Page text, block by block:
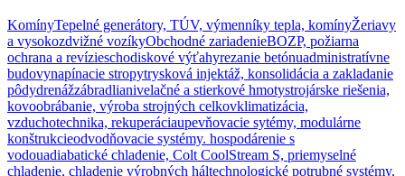
are
available
use
up
and
down
arrows
to
review
and
KomínyTepelné generátory, TÚV, výmenníky tepla, komínyŽeriavy
a vysokozdvižné vozíkyObchodné zariadenieBOZP, požiarna
ochrana a revízieschodiskové výťahyrezanie betónuadministratívne
budovynapínacie stropytrysková injektáž, konsolidácia a zakladanie
pôdydrenážzábradlianivelačné a stierkové hmotystrojárske riešenia,
kovoobrábanie, výroba strojných celkovklimatizácia,
vzduchotechnika, rekuperáciaupevňovacie sytémy, modulárne
konštrukcieodvodňovacie systémy. hospodárenie s
vodouadiabatické chladenie, Colt CoolStream S, priemyselné
chladenie, chladenie výrobných háltechnologické potrubné systémy,